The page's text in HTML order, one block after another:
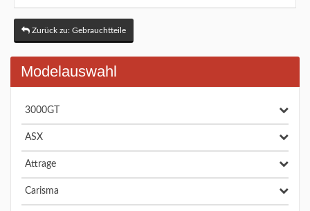
Zurück zu: Gebrauchtteile
Modelauswahl
3000GT
ASX
Attrage
Carisma